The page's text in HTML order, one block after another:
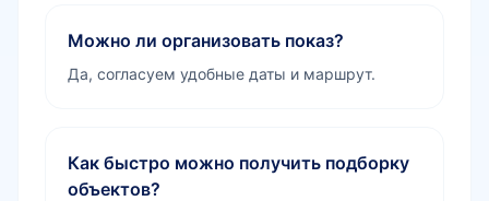
Можно ли организовать показ?
Да, согласуем удобные даты и маршрут.
Как быстро можно получить подборку
объектов?